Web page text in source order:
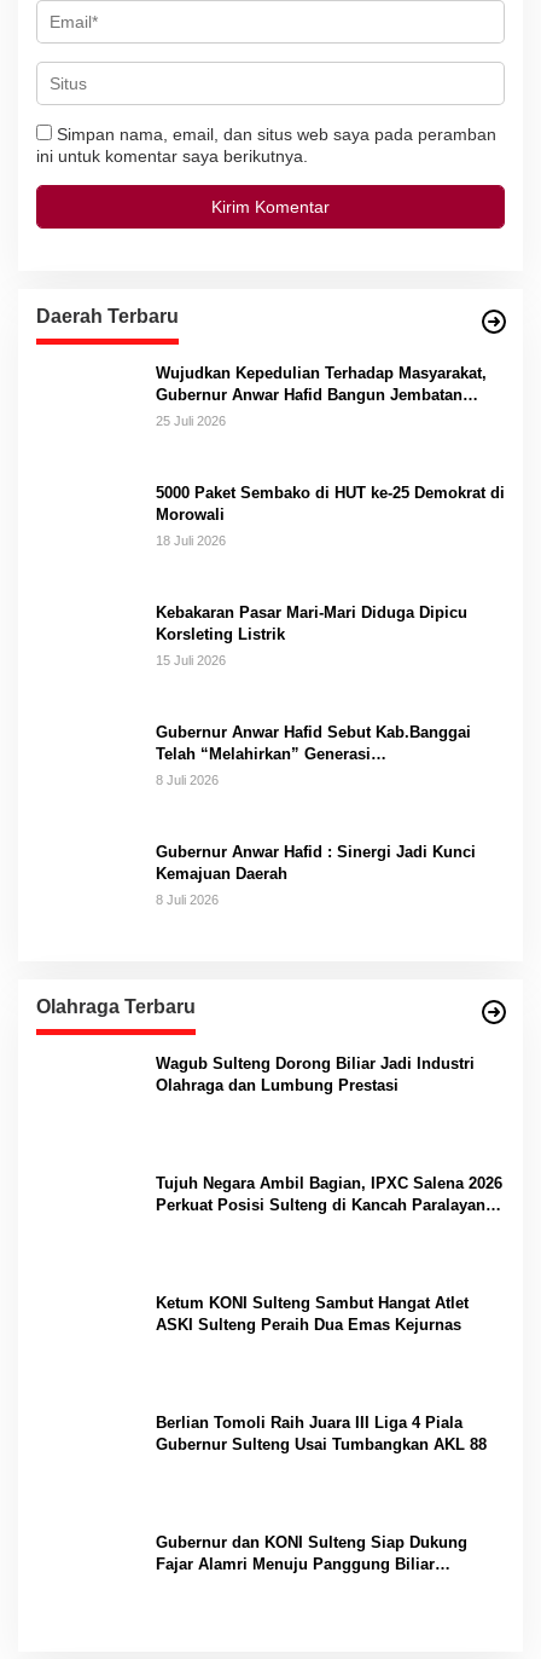
Simpan nama, email, dan situs web saya pada peramban
ini untuk komentar saya berikutnya.
Daerah Terbaru
Wujudkan Kepedulian Terhadap Masyarakat,
Gubernur Anwar Hafid Bangun Jembatan
Gantung Masungkang dengan Dana Pribadi
25 Juli 2026
5000 Paket Sembako di HUT ke-25 Demokrat di
Morowali
18 Juli 2026
Kebakaran Pasar Mari-Mari Diduga Dipicu
Korsleting Listrik
15 Juli 2026
Gubernur Anwar Hafid Sebut Kab.Banggai
Telah “Melahirkan” Generasi…
8 Juli 2026
Gubernur Anwar Hafid : Sinergi Jadi Kunci
Kemajuan Daerah
8 Juli 2026
Olahraga Terbaru
Wagub Sulteng Dorong Biliar Jadi Industri
Olahraga dan Lumbung Prestasi
Tujuh Negara Ambil Bagian, IPXC Salena 2026
Perkuat Posisi Sulteng di Kancah Paralayang
Ketum KONI Sulteng Sambut Hangat Atlet
ASKI Sulteng Peraih Dua Emas Kejurnas
Berlian Tomoli Raih Juara III Liga 4 Piala
Gubernur Sulteng Usai Tumbangkan AKL 88
Gubernur dan KONI Sulteng Siap Dukung
Fajar Alamri Menuju Panggung Biliar